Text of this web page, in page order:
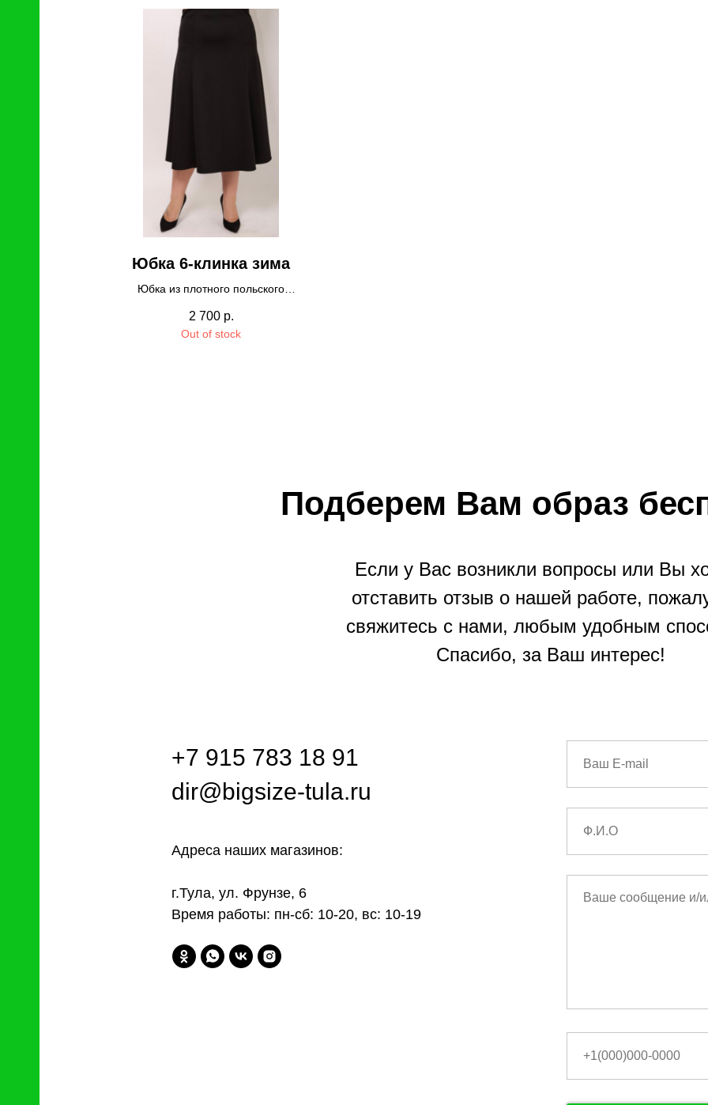
Юбка 6-клинка зима
Юбка из плотного польского
закатывается, не вытягивается. Пояс
на резинке.
2 700 р.
Out of stock
Подберем Вам образ
Если у Вас возникли вопросы или Вы
отставить отзыв о нашей работе,
свяжитесь с нами, любым удобным
Спасибо, за Ваш интерес!
+7 915 783 18 91
dir@bigsize-tula.ru
Адреса наших магазинов:
г.Тула, ул. Фрунзе, 6
Время работы: пн-сб: 10-20, вс: 10-19